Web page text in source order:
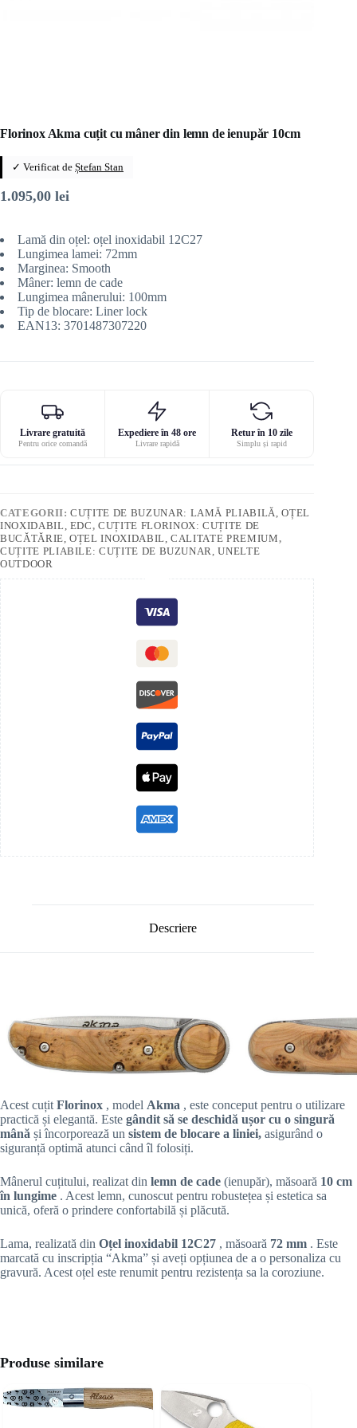
Florinox Akma cuțit cu mâner din lemn de ienupăr 10cm
✓ Verificat de Ștefan Stan
1.095,00 lei
Lamă din oțel: oțel inoxidabil 12C27
Lungimea lamei: 72mm
Marginea: Smooth
Mâner: lemn de cade
Lungimea mânerului: 100mm
Tip de blocare: Liner lock
EAN13: 3701487307220
Livrare gratuită
Pentru orice comandă
Expediere în 48 ore
Livrare rapidă
Retur în 10 zile
Simplu și rapid
CATEGORII:CUȚITE DE BUZUNAR: LAMĂ PLIABILĂ, OȚEL
INOXIDABIL, EDC,CUȚITE FLORINOX: CUȚITE DE
BUCĂTĂRIE, OȚEL INOXIDABIL, CALITATE PREMIUM,
CUȚITE PLIABILE: CUȚITE DE BUZUNAR, UNELTE
OUTDOOR
Descriere
Acest cuțit Florinox , model Akma , este conceput pentru o utilizare
practică și elegantă. Este gândit să se deschidă ușor cu o singură
mână și încorporează un sistem de blocare a liniei, asigurând o
siguranță optimă atunci când îl folosiți.
Mânerul cuțitului, realizat din lemn de cade (ienupăr), măsoară 10 cm
în lungime . Acest lemn, cunoscut pentru robustețea și estetica sa
unică, oferă o prindere confortabilă și plăcută.
Lama, realizată din Oțel inoxidabil 12C27 , măsoară 72 mm . Este
marcată cu inscripția “Akma” și aveți opțiunea de a o personaliza cu
gravură. Acest oțel este renumit pentru rezistența sa la coroziune.
Produse similare